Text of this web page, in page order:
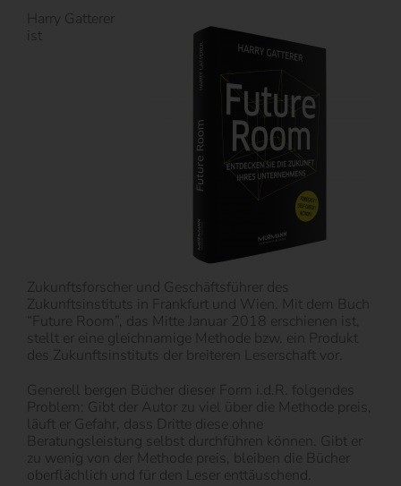
Harry Gatterer
ist
Zukunftsforscher und Geschäftsführer des
Zukunftsinstituts in Frankfurt und Wien. Mit dem Buch
“Future Room”, das Mitte Januar 2018 erschienen ist,
stellt er eine gleichnamige Methode bzw. ein Produkt
des Zukunftsinstituts der breiteren Leserschaft vor.
Generell bergen Bücher dieser Form i.d.R. folgendes
Problem: Gibt der Autor zu viel über die Methode preis,
läuft er Gefahr, dass Dritte diese ohne
Beratungsleistung selbst durchführen können. Gibt er
zu wenig von der Methode preis, bleiben die Bücher
oberflächlich und für den Leser enttäuschend.